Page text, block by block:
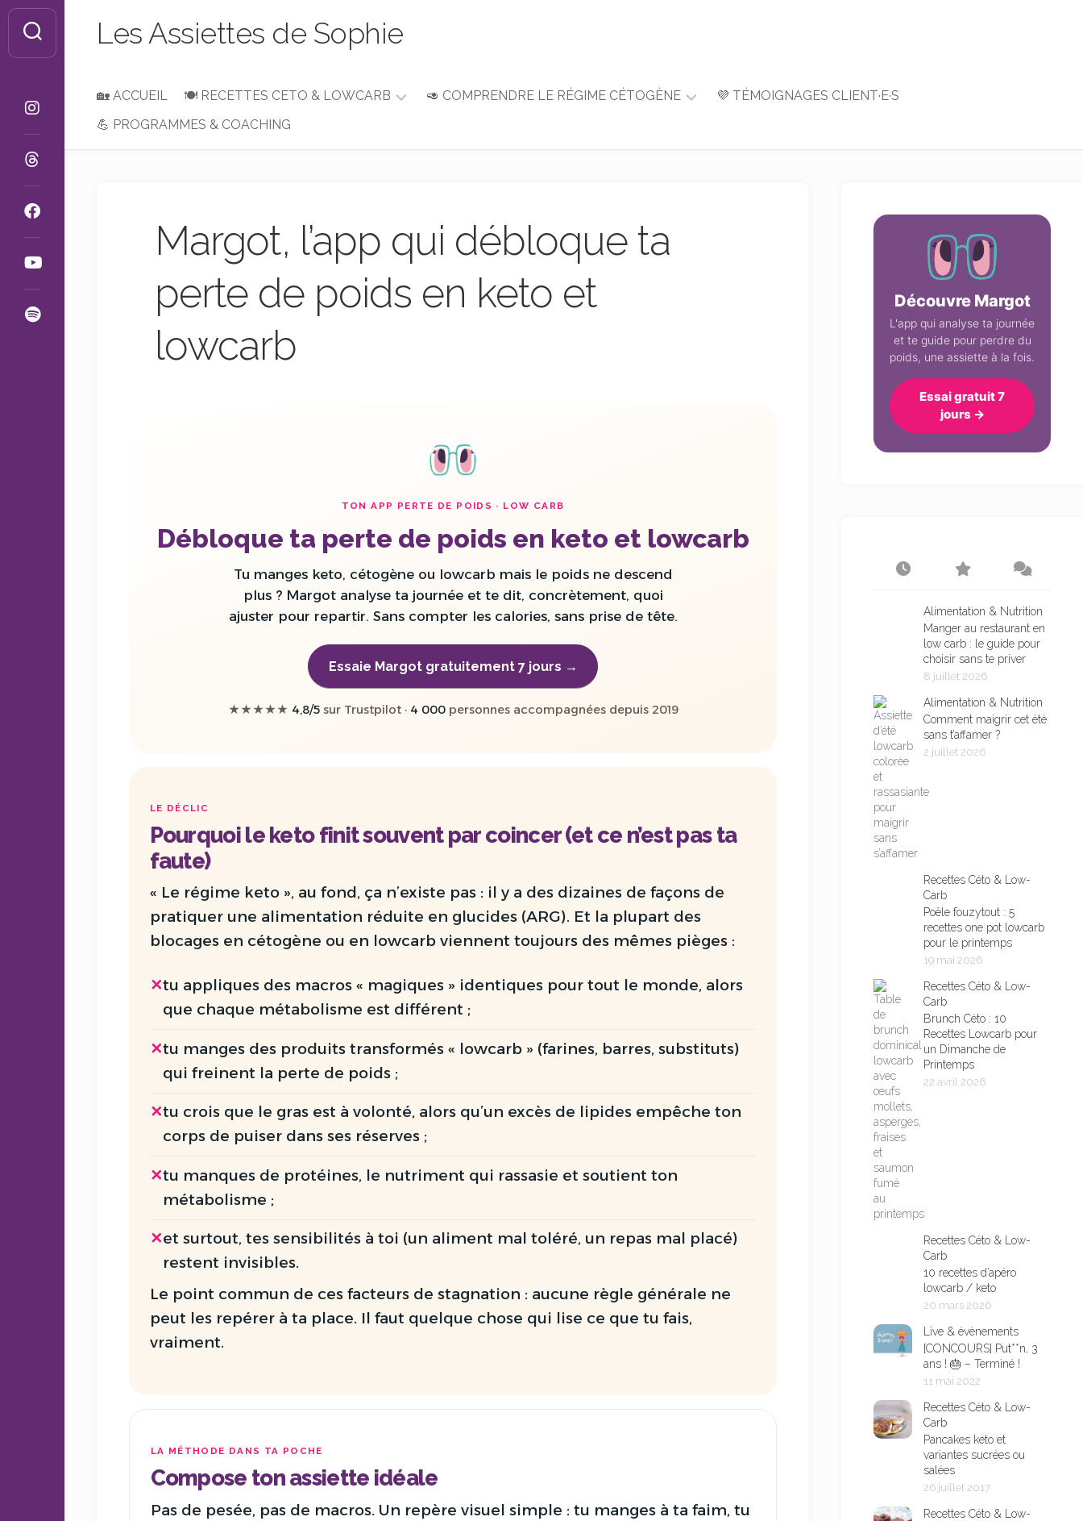
Skip
content
Les Assiettes de Sophie
🏡 ACCUEIL 🍽 RECETTES CETO & LOWCARB
Petit-
Entrées
&
Plats
Accompagnements
Desserts
🥑 COMPRENDRE LE RÉGIME CÉTOGÈNE
Guide
&
Nutrition
💜 TÉMOIGNAGES CLIENT·E·S
💪 PROGRAMMES & COACHING
Margot, l’app qui débloque ta
perte de poids en keto et
lowcarb
TON APP PERTE DE POIDS · LOW CARB
Débloque ta perte de poids en keto et lowcarb
Tu manges keto, cétogène ou lowcarb mais le poids ne descend
plus ? Margot analyse ta journée et te dit, concrètement, quoi
ajuster pour repartir. Sans compter les calories, sans prise de tête.
Essaie Margot gratuitement 7 jours →
★★★★★ 4,8/5sur Trustpilot · 4 000personnes accompagnées depuis 2019
LE DÉCLIC
Pourquoi le keto finit souvent par coincer (et ce n’est pas ta
faute)
« Le régime keto », au fond, ça n’existe pas : il y a des dizaines de façons de
pratiquer une alimentation réduite en glucides (ARG). Et la plupart des
blocages en cétogène ou en lowcarb viennent toujours des mêmes pièges :
✕tu appliques des macros« magiques » identiques pour tout le monde, alors
que chaque métabolisme est différent ;
✕tu manges des produits transformés « lowcarb » (farines, barres, substituts)
qui freinent la perte de poids ;
✕tu crois que le gras est à volonté, alors qu’un excès de lipides empêche ton
corps de puiser dans ses réserves ;
✕tu manques de protéines, le nutriment qui rassasie et soutient ton
métabolisme ;
✕et surtout, tes sensibilités à toi (un aliment mal toléré, un repas mal placé)
restent invisibles.
Le point commun de ces facteurs de stagnation : aucune règle générale ne
peut les repérer à ta place. Il faut quelque chose qui lise ce que tu fais,
vraiment.
LA MÉTHODE DANS TA POCHE
Compose ton assiette idéale
Pas de pesée, pas de macros. Un repère visuel simple : tu manges à ta faim, tu
Découvre Margot
L'app qui analyse ta journée
et te guide pour perdre du
poids, une assiette à la fois.
Essai gratuit 7
jours →
Alimentation & Nutrition
Manger au restaurant en
low carb : le guide pour
choisir sans te priver
8 juillet 2026
Alimentation & Nutrition
Comment maigrir cet été
sans t’affamer ?
2 juillet 2026
Recettes Céto & Low-
Carb
Poêle fouzytout : 5
recettes one pot lowcarb
pour le printemps
19 mai 2026
Recettes Céto & Low-
Carb
Brunch Céto : 10
Recettes Lowcarb pour
un Dimanche de
Printemps
22 avril 2026
Recettes Céto & Low-
Carb
10 recettes d’apéro
lowcarb / keto
20 mars 2026
Live & évènements
[CONCOURS] Put**n, 3
ans ! 🎂 – Terminé !
11 mai 2022
Recettes Céto & Low-
Carb
Pancakes keto et
variantes sucrées ou
salées
26 juillet 2017
Recettes Céto & Low-